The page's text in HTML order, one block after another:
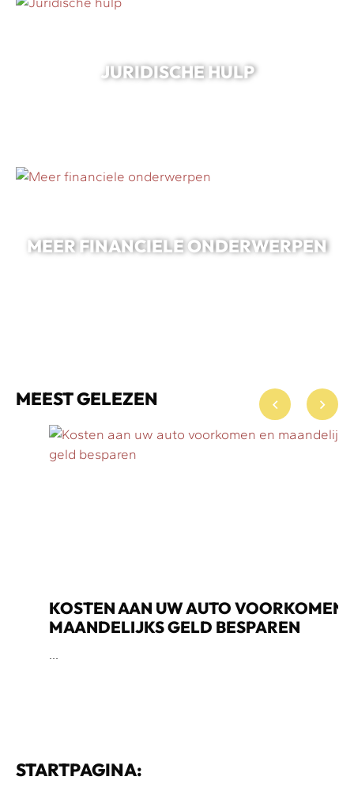
JURIDISCHE HULP
MEER FINANCIELE ONDERWERPEN
MEEST GELEZEN
KOSTEN AAN UW AUTO VOORKOMEN EN
MAANDELIJKS GELD BESPAREN
STARTPAGINA: